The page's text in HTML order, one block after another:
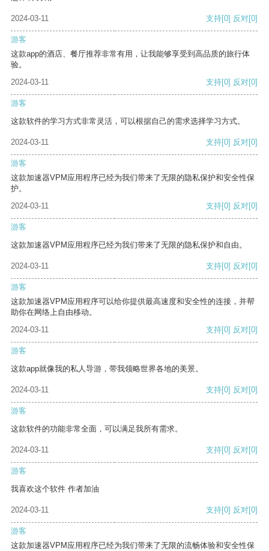
2024-03-11 支持[0] 反对[0]
游客
这款app的酒店、餐厅推荐非常有用，让我能够享受到高品质的旅行体
验。
2024-03-11
支持[0] 反对[0]
游客
这款软件的学习方式非常灵活，可以根据自己的需求选择学习方式。
2024-03-11 支持[0] 反对[0]
游客
这款加速器VPM应用程序已经为我们带来了无限的隐私保护和安全性保
护。
2024-03-11
支持[0] 反对[0]
游客
这款加速器VPM应用程序已经为我们带来了无限的隐私保护和自由。
2024-03-11 支持[0] 反对[0]
游客
这款加速器VPM应用程序可以给你提供最高速度和安全性的连接，并帮
助你在网络上自由移动。
2024-03-11
支持[0] 反对[0]
游客
这款app就像我的私人导游，带我领略世界各地的美景。
2024-03-11 支持[0] 反对[0]
游客
这款软件的功能非常全面，可以满足我所有需求。
2024-03-11 支持[0] 反对[0]
游客
我喜欢这个软件 作者加油
2024-03-11 支持[0] 反对[0]
游客
这款加速器VPM应用程序已经为我们带来了无限的流畅体验和安全性保